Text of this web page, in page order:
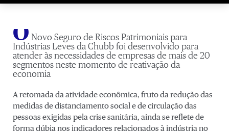
O Novo Seguro de Riscos Patrimoniais para
Indústrias Leves da Chubb foi desenvolvido para
atender às necessidades de empresas de mais de 20
segmentos neste momento de reativação da
economia
A retomada da atividade econômica, fruto da redução das
medidas de distanciamento social e de circulação das
pessoas exigidas pela crise sanitária, ainda se reflete de
forma dúbia nos indicadores relacionados à indústria no